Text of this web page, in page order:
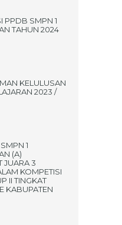
PPDB SMPN 1
TAHUN 2024
KELULUSAN
2023 /
1
(A)
JUARA 3
KOMPETISI
II TINGKAT
KABUPATEN